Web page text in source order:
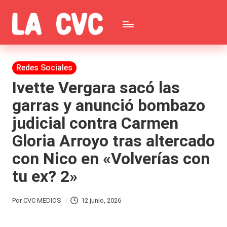
Saltar
al
contenido
C
o
p
u
c
h
a
s
y
F
Todas
las
noticias
de
la
farándula,
Realitys,
Tierra
Brava,
Publicada
en
Redes Sociales
Ivette Vergara sacó las
garras y anunció bombazo
judicial contra Carmen
Gloria Arroyo tras altercado
con Nico en «Volverías con
tu ex? 2»
Publicado
PorCVC MEDIOS 12 junio, 2026